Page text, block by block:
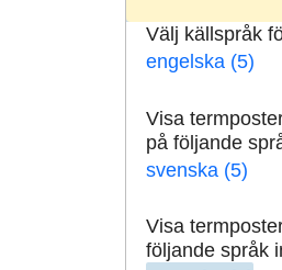
Välj källspråk
engelska (5)
Visa
på följande
svenska (5)
Visa
följande språk